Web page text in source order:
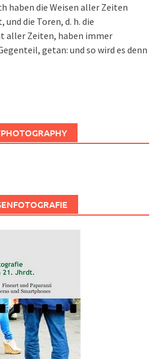
haben die Weisen aller Zeiten
die Toren, d. h. die
aller Zeiten, haben immer
getan: und so wird es denn